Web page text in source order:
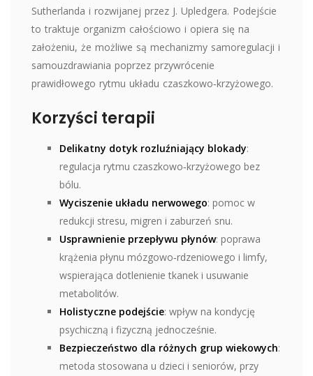
Sutherlanda i rozwijanej przez J. Upledgera. Podejście
to traktuje organizm całościowo i opiera się na
założeniu, że możliwe są mechanizmy samoregulacji i
samouzdrawiania poprzez przywrócenie
prawidłowego rytmu układu czaszkowo‑krzyżowego.
Korzyści terapii
Delikatny dotyk rozluźniający blokady:
regulacja rytmu czaszkowo‑krzyżowego bez
bólu.
Wyciszenie układu nerwowego: pomoc w
redukcji stresu, migren i zaburzeń snu.
Usprawnienie przepływu płynów: poprawa
krążenia płynu mózgowo‑rdzeniowego i limfy,
wspierająca dotlenienie tkanek i usuwanie
metabolitów.
Holistyczne podejście: wpływ na kondycję
psychiczną i fizyczną jednocześnie.
Bezpieczeństwo dla różnych grup wiekowych:
metoda stosowana u dzieci i seniorów, przy